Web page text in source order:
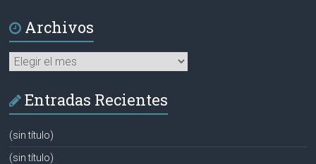
Archivos
Archivos
Entradas Recientes
(sin título)
(sin título)